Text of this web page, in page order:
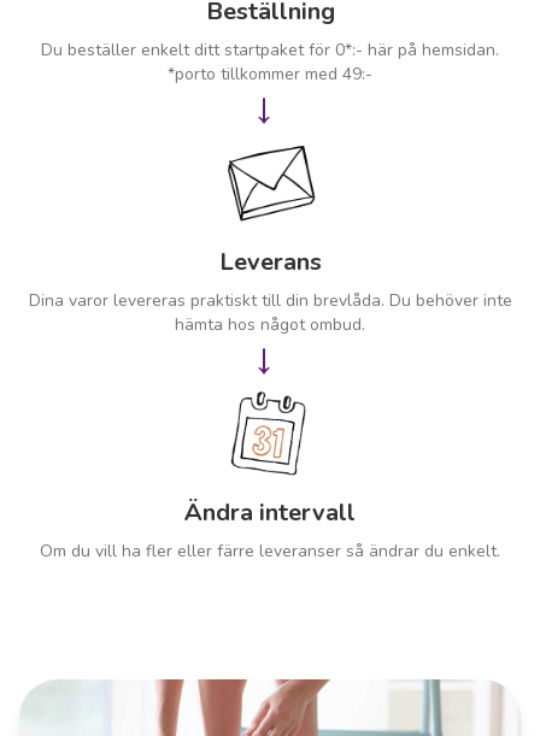
Beställning
Du beställer enkelt ditt startpaket för 0*:- här på hemsidan.
*porto tillkommer med 49:-
→
Leverans
Dina varor levereras praktiskt till din brevlåda. Du behöver inte
hämta hos något ombud.
→
Ändra intervall
Om du vill ha fler eller färre leveranser så ändrar du enkelt.